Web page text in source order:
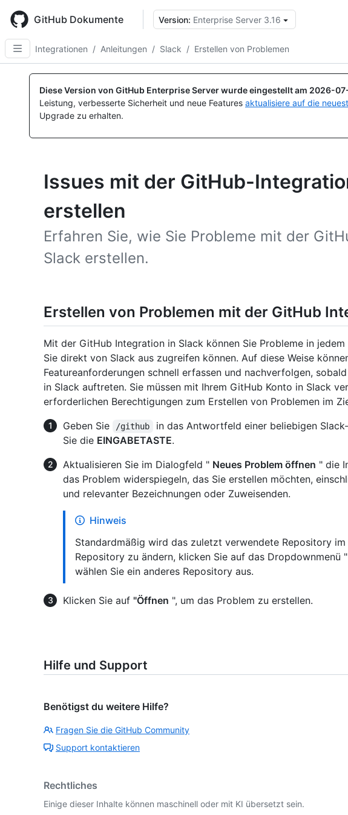
main
content
GitHub Dokumente Version: Enterprise Server 3.16
Integrationen / Anleitungen / Slack / Erstellen von Problemen
Diese Version von GitHub Enterprise Server wurde eingestellt am 2026-
Leistung, verbesserte Sicherheit und neue Features aktualisiere auf die
Upgrade zu erhalten.
Issues mit der GitHub-
erstellen
Erfahren Sie, wie Sie Probleme mit der
Slack erstellen.
Erstellen von Problemen mit der GitHub
Mit der GitHub Integration in Slack können Sie Probleme in
Sie direkt von Slack aus zugreifen können. Auf diese Weise
Featureanforderungen schnell erfassen und nachverfolgen,
in Slack auftreten. Sie müssen mit Ihrem GitHub Konto in Slack
erforderlichen Berechtigungen zum Erstellen von Problemen im
Geben Sie
/github
in das Antwortfeld einer beliebigen
Sie die EINGABETASTE.
Aktualisieren Sie im Dialogfeld " Neues Problem öffnen " die
das Problem widerspiegeln, das Sie erstellen möchten,
und relevanter Bezeichnungen oder Zuweisenden.
Hinweis
Standardmäßig wird das zuletzt verwendete Repository im
Repository zu ändern, klicken Sie auf das Dropdownmenü "
wählen Sie ein anderes Repository aus.
Klicken Sie auf "Öffnen ", um das Problem zu erstellen.
Hilfe und Support
Benötigst du weitere Hilfe?
Fragen Sie die GitHub Community
Support kontaktieren
Rechtliches
Einige dieser Inhalte können maschinell oder mit KI übersetzt sein.